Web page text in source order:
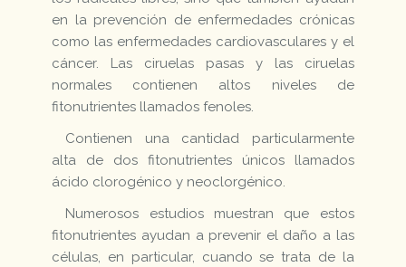
en la prevención de enfermedades crónicas
como las enfermedades cardiovasculares y el
cáncer. Las ciruelas pasas y las ciruelas
normales contienen altos niveles de
fitonutrientes llamados fenoles.
Contienen una cantidad particularmente
alta de dos fitonutrientes únicos llamados
ácido clorogénico y neoclorgénico.
Numerosos estudios muestran que estos
fitonutrientes ayudan a prevenir el daño a las
células, en particular, cuando se trata de la